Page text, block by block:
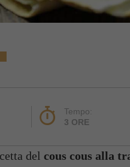
Tempo:
3 ORE
del cous cous alla